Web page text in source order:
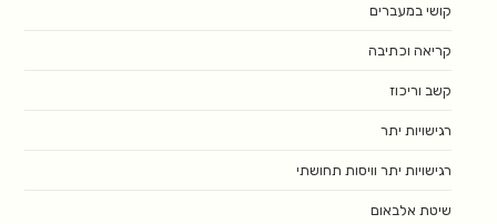
קושי במעברים
קריאה וכתיבה
קשב וריכוז
רגישויות יתר
רגישויות יתר וויסות תחושתי
שיטת אלבאום